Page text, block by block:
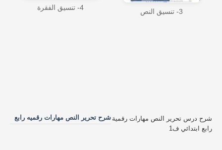
3- تنسيق النص 4- تنسيق الفقرة
شرح درس تحرير النص مهارات رقمية
رابع ابتدائي ف1
شرح تحرير النص مهارات رقميه رابع